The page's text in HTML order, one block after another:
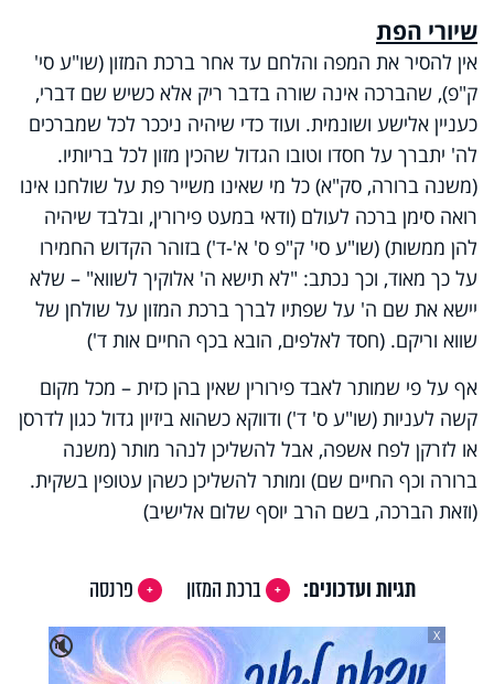
שיורי הפת
אין להסיר את המפה והלחם עד אחר ברכת המזון (שו"ע סי'
ק"פ), שהברכה אינה שורה בדבר ריק אלא כשיש שם דברי,
כעניין אלישע ושונמית. ועוד כדי שיהיה ניככר לכל שמברכים
לה' יתברך על חסדו וטובו הגדול שהכין מזון לכל בריותיו.
(משנה ברורה, סק"א) כל מי שאינו משייר פת על שולחנו אינו
רואה סימן ברכה לעולם (ודאי במעט פירורין, ובלבד שיהיה
להן ממשות) (שו"ע סי' ק"פ ס' א'-ד') בזוהר הקדוש החמירו
על כך מאוד, וכך נכתב: "לא תישא ה' אלוקיך לשווא" – שלא
יישא את שם ה' על שפתיו לברך ברכת המזון על שולחן של
שווא וריקם. (חסד לאלפים, הובא בכף החיים אות ד')
אף על פי שמותר לאבד פירורין שאין בהן כזית – מכל מקום
קשה לעניות (שו"ע ס' ד') ודווקא כשהוא ביזיון גדול כגון לדרסן
או לזרקן לפח אשפה, אבל להשליכן לנהר מותר (משנה
ברורה וכף החיים שם) ומותר להשליכן כשהן עטופין בשקית.
(וזאת הברכה, בשם הרב יוסף שלום אלישיב)
תגיות ועדכונים: ברכת המזון
פרנסה
🔇
X